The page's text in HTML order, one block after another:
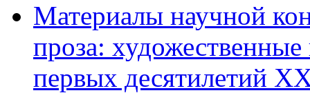
Материалы научной
проза: художественные
первых десятилетий